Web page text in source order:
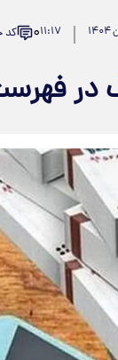
۱۱:۱۷۰ کد
در